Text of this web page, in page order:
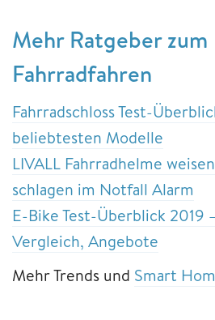
Mehr Ratgeber zum
Fahrradfahren
Fahrradschloss Test-
beliebtesten Modelle
LIVALL Fahrradhelme
schlagen im Notfall Alarm
E-Bike Test-Überblick 2019
Vergleich, Angebote
Mehr Trends und Smart